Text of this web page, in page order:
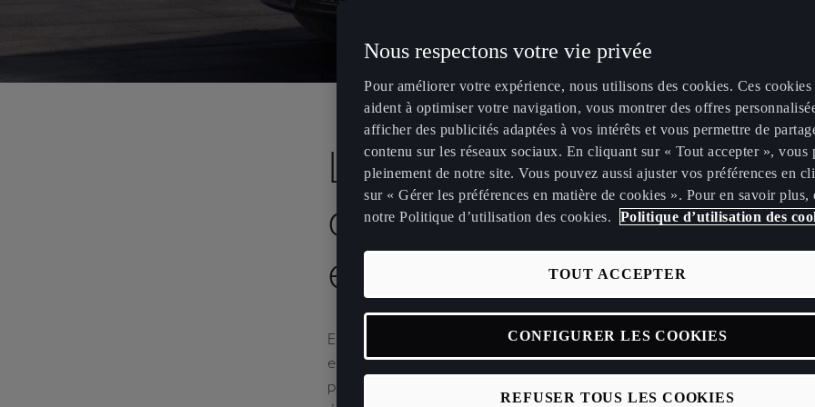
La citadine électrique
qui bouscule les
et génère des émotions.
En 2025, CUPRA lancera la Raval, sa future citadine électrique. Un véhicule
emmènera la marque bien au-delà de ses frontières traditionnelles. La
portée par l'émotion. Il s'agit d'un véhicule conçu et développé pour un
Nous respectons votre vie privée
Pour améliorer votre expérience, nous utilisons des cookies. Ces cookies
aident à optimiser votre navigation, vous montrer des offres
afficher des publicités adaptées à vos intérêts et vous permettre de
contenu sur les réseaux sociaux. En cliquant sur « Tout accepter », vous
pleinement de notre site. Vous pouvez aussi ajuster vos préférences en
sur « Gérer les préférences en matière de cookies ». Pour en savoir plus,
notre Politique d’utilisation des cookies.
Politique d’utilisation des
REFUSER TOUS LES COOKIES
TOUT ACCEPTER
CONFIGURER LES COOKIES